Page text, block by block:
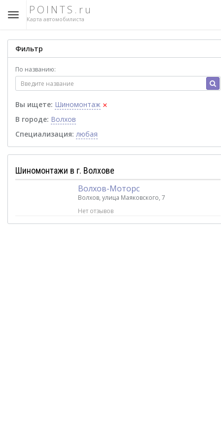
POINTS.ru
Карта автомобилиста
Фильтр
По названию:
Вы ищете: Шиномонтаж ×
В городе: Волхов
Специализация: любая
Шиномонтажи в г. Волхове
Волхов-Моторс
Волхов, улица Маяковского, 7
Нет отзывов